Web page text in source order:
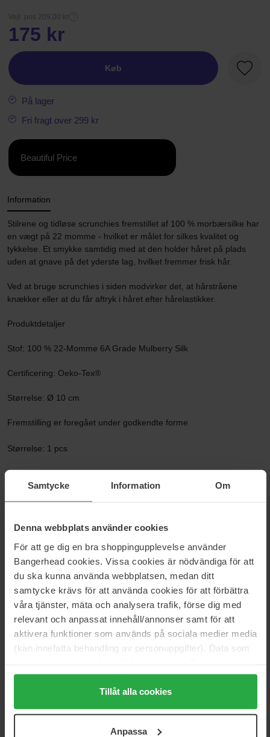
Samtycke Information Om
Denna webbplats använder cookies
För att ge dig en bra shoppingupplevelse använder
Bangerhead cookies. Vissa cookies är nödvändiga för att
du ska kunna använda webbplatsen, medan ditt
samtycke krävs för att använda cookies för att förbättra
våra tjänster, mäta och analysera trafik, förse dig med
relevant och anpassat innehåll/annonser samt för att
aktivera funktioner som används på sociala medier media
(kan innefatta behandling av personuppgifter). Data som
trycka på "Tillåt alla cookies" accepterar du alla cookies,
medan du under "Detaljer" kan anpassa användningen av
cookies. Du kan när som helst återkalla ditt samtycke.
Tillåt alla cookies
Anpassa
Vejl. pris 209,00 kr
175 kr
Køb
På lager
Fri fragt over 299 kr
Beautiful Price
Information
Stilrene og tidløse scrunchies fremstillet af 100 % morbærsilke har
en vægt på 22 momme - hvilket er målet for silkes kvalitet og
tykkelse. Et smykke samtidig med at den holder håret på plads
uden at gnave på det yderste lag, hvilket fremmer frisk hår.
Ved at bruge scrunchies i siden modvirker det, at hårstråene
knækker eller at du får aftryk i håret efter hårelastikker.
Produktdetaljer
Stof: 100 % 22-Momme 6A Grade Mulberry Silk
Certificering: Oeko-Tex®
Størrelse: Ø 10 cm
Fremstilling er foregået under godkendte forme
Størrelse: 1 pcs
Tilbehør
Mulberry Silk Scrunchie
Anmeldelser (7) Spørgsmål og svar (0)
4.9
Baseret på 7 anmeldelser
86%